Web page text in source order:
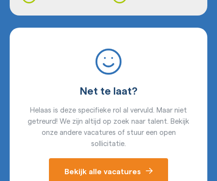
Net te laat?
Helaas is deze specifieke rol al vervuld. Maar niet
getreurd! We zijn altijd op zoek naar talent. Bekijk
onze andere vacatures of stuur een open
sollicitatie.
Bekijk alle vacatures